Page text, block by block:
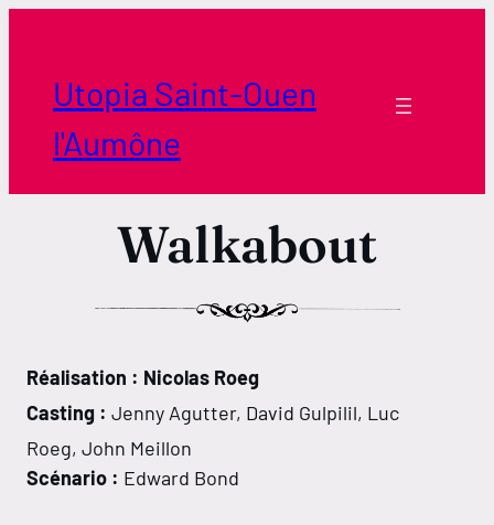
contenuUtopia Saint-Ouen
l'Aumône
Walkabout
Réalisation : Nicolas Roeg
Casting : Jenny Agutter, David Gulpilil, Luc
Roeg, John Meillon
Scénario : Edward Bond